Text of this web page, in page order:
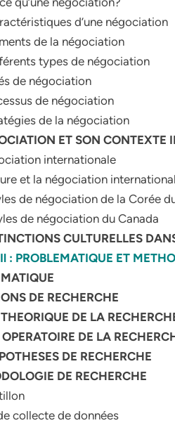
d’une négociation
de la négociation
types de négociation
de négociation
de négociation
de la négociation
ET SON CONTEXTE
internationale
et la négociation
de négociation de la Corée
de négociation du Canada
CULTURELLES
: PROBLEMATIQUE ET
DE RECHERCHE
DE LA
DE LA
DE RECHERCHE
DE RECHERCHE
collecte de données